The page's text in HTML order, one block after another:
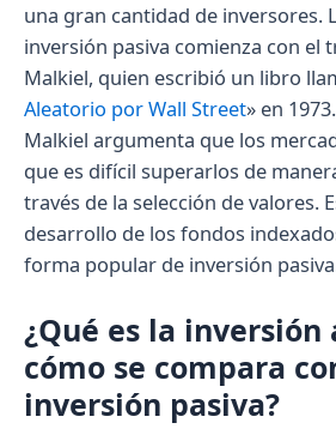
una gran cantidad de inversores.
inversión pasiva comienza con el
Malkiel, quien escribió un libro
Aleatorio por Wall Street» en
Malkiel argumenta que los
que es difícil superarlos de
través de la selección de valores.
desarrollo de los fondos
forma popular de inversión
¿Qué es la inversión
cómo se compara
inversión pasiva?